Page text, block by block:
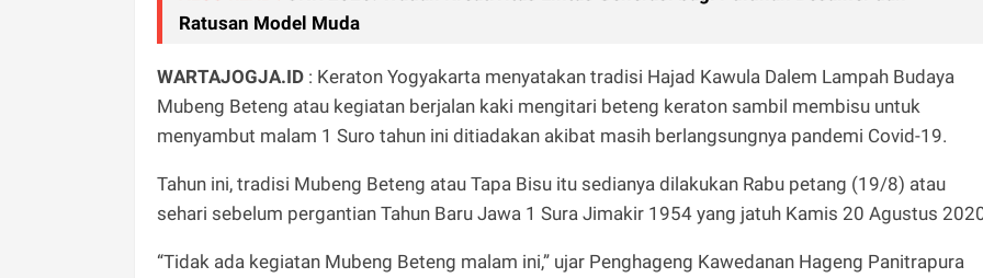
Ratusan Model Muda
WARTAJOGJA.ID : Keraton Yogyakarta menyatakan tradisi Hajad Kawula Dalem Lampah Budaya
Mubeng Beteng atau kegiatan berjalan kaki mengitari beteng keraton sambil membisu untuk
menyambut malam 1 Suro tahun ini ditiadakan akibat masih berlangsungnya pandemi Covid-19.
Tahun ini, tradisi Mubeng Beteng atau Tapa Bisu itu sedianya dilakukan Rabu petang (19/8) atau
sehari sebelum pergantian Tahun Baru Jawa 1 Sura Jimakir 1954 yang jatuh Kamis 20 Agustus
“Tidak ada kegiatan Mubeng Beteng malam ini,” ujar Penghageng Kawedanan Hageng Panitrapura